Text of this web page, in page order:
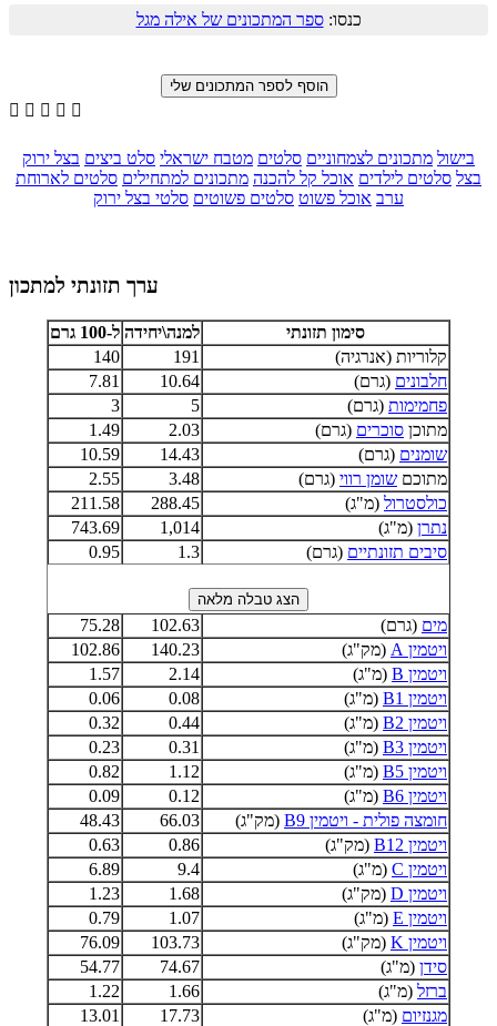
כנסו:ספר המתכונים של אילה מגל
    
בישול מתכונים לצמחוניים סלטים מטבח ישראלי סלט ביצים בצל ירוק
בצל סלטים לילדים אוכל קל להכנה מתכונים למתחילים סלטים לארוחת
ערב אוכל פשוט סלטים פשוטים סלטי בצל ירוק
ערך תזונתי למתכון
סימון תזונתי למנה\יחידה ל-100 גרם
קלוריות (אנרגיה)
191
140
חלבונים (גרם) 10.64
7.81
פחמימות (גרם) 5
3
מתוכן סוכרים (גרם) 2.03
1.49
שומנים (גרם) 14.43
10.59
מתוכם שומן רווי (גרם) 3.48
2.55
כולסטרול (מ"ג) 288.45
211.58
נתרן (מ"ג) 1,014
743.69
סיבים תזונתיים (גרם) 1.3
0.95
מים (גרם) 102.63
75.28
ויטמין A
(מק"ג) 140.23
102.86
ויטמין B
(מ"ג) 2.14
1.57
ויטמין B1
(מ"ג) 0.08
0.06
ויטמין B2
(מ"ג) 0.44
0.32
ויטמין B3
(מ"ג) 0.31
0.23
ויטמין B5
(מ"ג) 1.12
0.82
ויטמין B6
(מ"ג) 0.12
0.09
חומצה פולית - ויטמין B9
(מק"ג) 66.03
48.43
ויטמין B12
(מק"ג) 0.86
0.63
ויטמין C
(מ"ג) 9.4
6.89
ויטמין D
(מק"ג) 1.68
1.23
ויטמין E
(מ"ג) 1.07
0.79
ויטמין K
(מק"ג) 103.73
76.09
סידן (מ"ג) 74.67
54.77
ברזל (מ"ג) 1.66
1.22
מגנזיום (מ"ג) 17.73
13.01